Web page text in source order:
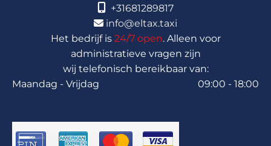
 +31681289817
 info@eltax.taxi
Het bedrijf is 24/7 open. Alleen voor
administratieve vragen zijn
wij telefonisch bereikbaar van:
Maandag - Vrijdag
09:00 - 18:00